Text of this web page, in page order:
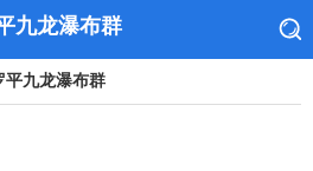
九龙瀑布群
平九龙瀑布群